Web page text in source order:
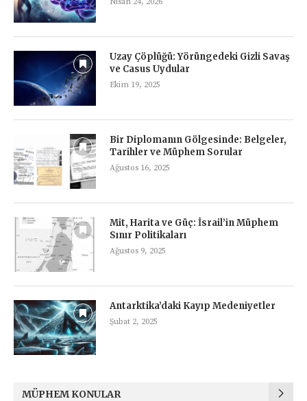
Uzay Çöplüğü: Yörüngedeki Gizli Savaş
ve Casus Uydular
Ekim 19, 2025
Bir Diplomanın Gölgesinde: Belgeler,
Tarihler ve Müphem Sorular
Ağustos 16, 2025
Mit, Harita ve Güç: İsrail’in Müphem
Sınır Politikaları
Ağustos 9, 2025
Antarktika’daki Kayıp Medeniyetler
Şubat 2, 2025
MÜPHEM KONULAR